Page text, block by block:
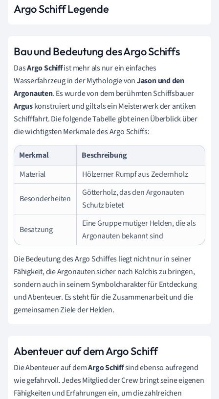
Argo Schiff Legende
Bau und Bedeutung des Argo Schiffs
DasArgo Schiffist mehr als nur ein einfaches
Wasserfahrzeug in der Mythologie vonJason und den
Argonauten. Es wurde von dem berühmten Schiffsbauer
Arguskonstruiert und gilt als ein Meisterwerk der antiken
Schifffahrt. Die folgende Tabelle gibt einen Überblick über
die wichtigsten Merkmale des Argo Schiffs:
Merkmal
Beschreibung
Material
Hölzerner Rumpf aus Zedernholz
Besonderheiten
Götterholz, das den Argonauten
Schutz bietet
Besatzung
Eine Gruppe mutiger Helden, die als
Argonauten bekannt sind
Die Bedeutung des Argo Schiffes liegt nicht nur in seiner
Fähigkeit, die Argonauten sicher nach Kolchis zu bringen,
sondern auch in seinem Symbolcharakter für Entdeckung
und Abenteuer. Es steht für die Zusammenarbeit und die
gemeinsamen Ziele der Helden.
Abenteuer auf dem Argo Schiff
Die Abenteuer auf demArgo Schiffsind ebenso aufregend
wie gefahrvoll. Jedes Mitglied der Crew bringt seine eigenen
Fähigkeiten und Erfahrungen ein, um die zahlreichen